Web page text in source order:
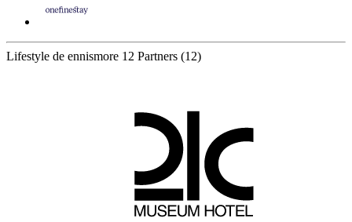
Lifestyle de ennismore 12 Partners (12)